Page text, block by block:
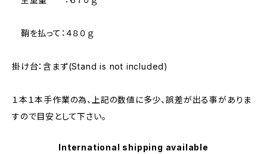
鞘を払って：４８０ｇ
掛け台：含まず(Stand is not included)
１本１本手作業の為、上記の数値に多少、誤差が出る事がありま
すので目安として下さい。
International shipping available